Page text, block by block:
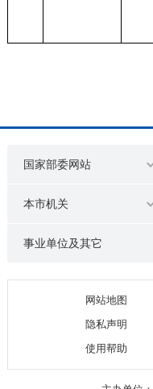
国家部委网站
本市机关
事业单位及其它
网站地图
隐私声明
使用帮助